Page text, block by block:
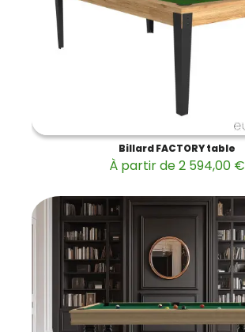
Billard FACTORY table
À partir de 2 594,00 €